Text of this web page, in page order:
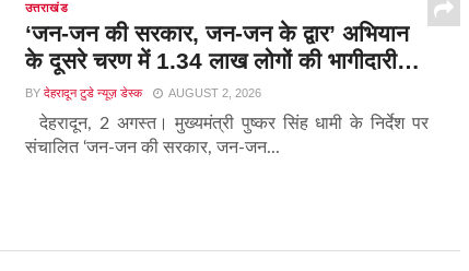
उत्तराखंड
‘जन-जन की सरकार, जन-जन के द्वार’ अभियान
के दूसरे चरण में 1.34 लाख लोगों की भागीदारी…
BY देहरादून टुडे न्यूज़ डेस्क AUGUST 2, 2026
देहरादून, 2 अगस्त। मुख्यमंत्री पुष्कर सिंह धामी के निर्देश पर
संचालित ‘जन-जन की सरकार, जन-जन...